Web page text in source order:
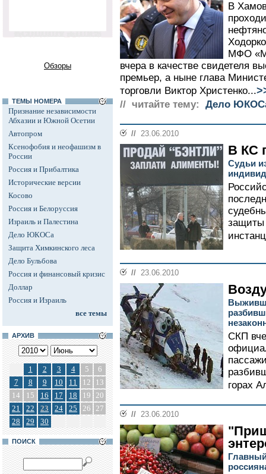
Обзоры
ТЕМЫ НОМЕРА
Признание независимости
Абхазии и Южной Осетии
Автопром
Ксенофобия и неофашизм в
России
Россия и Прибалтика
Исторические версии
Косово
Россия и Белоруссия
Израиль и Палестина
Дело ЮКОСа
Защита Химкинского леса
Дело Бульбова
Россия и финансовый кризис
Доллар
Россия и Израиль
все темы
АРХИВ
1 2 3 4 5
6
7
8 9 10 11 12
13
14
15 16 17 18 19 20
21
22 23 24 25 26 27
28
29 30
ПОИСК
В
МФО
вчера в качестве свидетеля
премьер, а ныне глава
торговли Виктор Христенко...
// читайте тему: Дело
// 23.06.2010
В КС
Судьи
защиты
// 23.06.2010
СКП
горах
// 23.06.2010